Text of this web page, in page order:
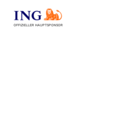
OFFIZIELLER HAUPTSPONSOR